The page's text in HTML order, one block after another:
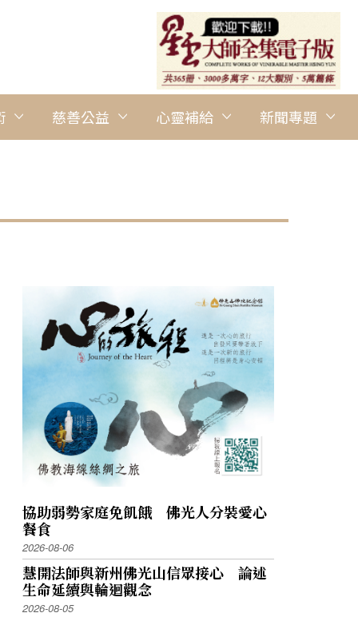
慈善公益 心靈補給 新聞專題
圖說：南華大學舉辦「曹源一滴遍界春─2015余碧珠書法展」，
華大學提供
協助弱勢家庭免飢餓 佛光人分裝愛心
餐食
2026-08-06
慧開法師與新州佛光山信眾接心 論述
生命延續與輪迴觀念
2026-08-05